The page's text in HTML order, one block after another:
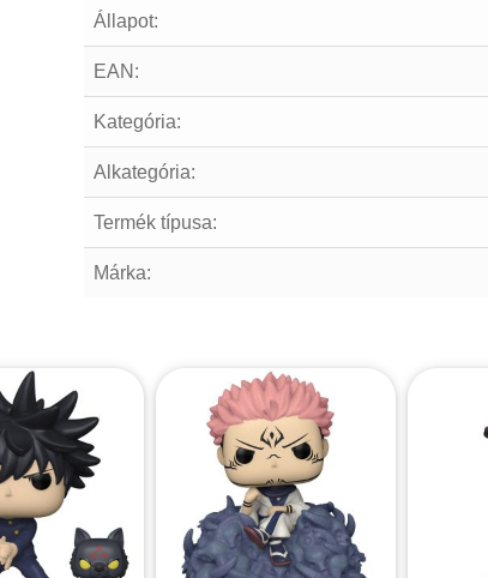
Állapot:
EAN:
Kategória:
Alkategória:
Termék típusa:
Márka: